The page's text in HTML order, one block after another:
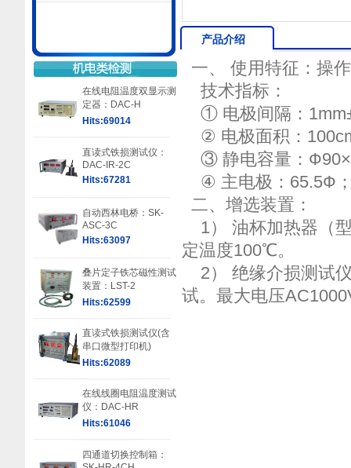
在线电阻温度双显示测
定器：DAC-H
Hits:69014
直读式铁损测试仪：
DAC-IR-2C
Hits:67281
自动西林电桥：SK-
ASC-3C
Hits:63097
叠片定子铁芯磁性测试
装置：LST-2
Hits:62599
直读式铁损测试仪(含
串口微型打印机)
Hits:62089
在线线圈电阻温度测试
仪：DAC-HR
Hits:61046
四通道切换控制箱：
产品介绍
一、 使用特征：操
技术指标：
① 电极间隔：
② 电极面积：
③ 静电容量：
④ 主电极：65.5Ф；
二、增选装置：
1） 油杯加热器（
定温度100℃。
2） 绝缘介损测试
试。最大电压